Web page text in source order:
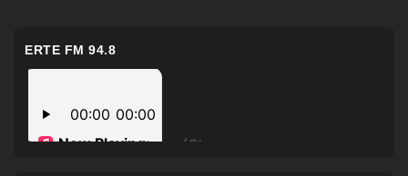
ERTE FM 94.8